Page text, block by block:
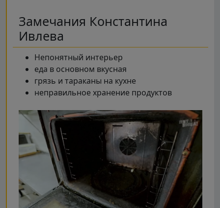
Замечания Константина
Ивлева
Непонятный интерьер
еда в основном вкусная
грязь и тараканы на кухне
неправильное хранение продуктов